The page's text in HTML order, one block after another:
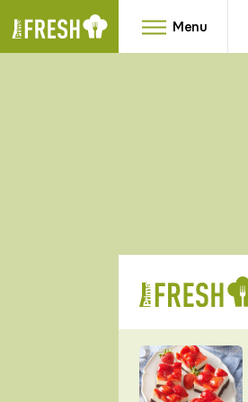
Menu
RYCHLOVKY